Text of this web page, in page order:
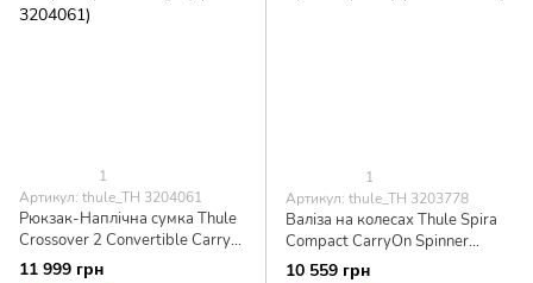
1
Артикул: thule_TH 3204061
Рюкзак-Наплічна сумка Thule
Crossover 2 Convertible Carry
On (Forest Night) (TH 3204061)
11 999 грн
1
Артикул: thule_TH 3203778
Валіза на колесах Thule Spira
Compact CarryOn Spinner
(Black) (TH 3203778)
10 559 грн